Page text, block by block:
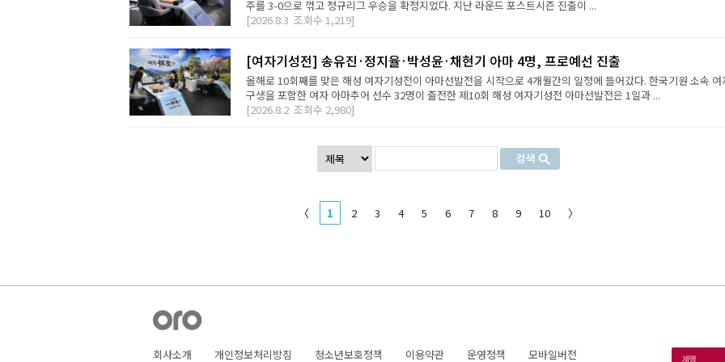
주를 3-0으로 꺾고 정규리그 우승을 확정지었다. 지난 라운드 포스트시즌 진출이 ...
[2026.8.3 조회수 1,219]
[여자기성전] 송유진·정지율·박성윤·채현기 아마 4명, 프로예선 진출
올해로 10회째를 맞은 해성 여자기성전이 아마선발전을 시작으로 4개월간의 일정에 들어갔다. 한국기원 소속 여
구생을 포함한 여자 아마추어 선수 32명이 출전한 제10회 해성 여자기성전 아마선발전은 1일과 ...
[2026.8.2 조회수 2,980]
〈 1 2 3 4 5 6 7 8 9 10 〉
회사소개 개인정보처리방침 청소년보호정책 이용약관 운영정책 모바일버전